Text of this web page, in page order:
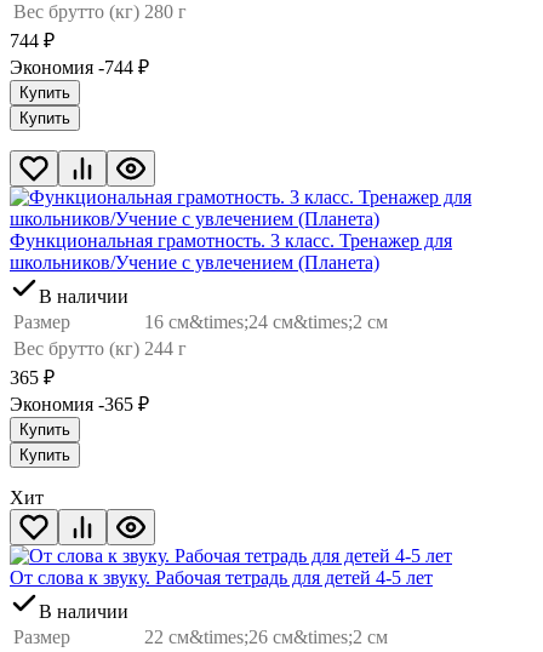
Вес брутто (кг) 280 г
744 ₽
Экономия -744 ₽
Купить
Купить
Функциональная грамотность. 3 класс. Тренажер для
школьников/Учение с увлечением (Планета)
В наличии
Размер
16 см&times;24 см&times;2 см
Вес брутто (кг) 244 г
365 ₽
Экономия -365 ₽
Купить
Купить
Хит
От слова к звуку. Рабочая тетрадь для детей 4-5 лет
В наличии
Размер
22 см&times;26 см&times;2 см